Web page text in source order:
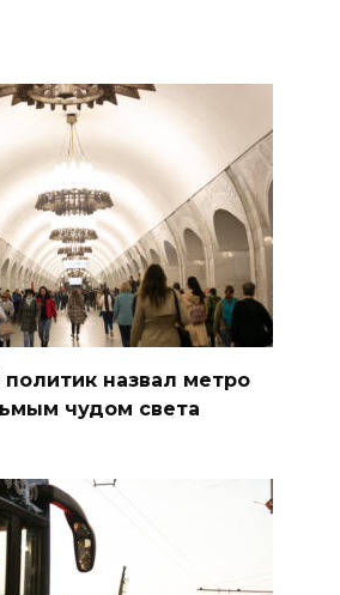
политик назвал метро
чудом света